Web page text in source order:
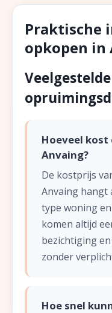
Praktische
opkopen in
Hoeveel
Anvaing?
De kostprijs
Anvaing hangt
type woning
komen altijd
bezichtiging
zonder
Hoe snel